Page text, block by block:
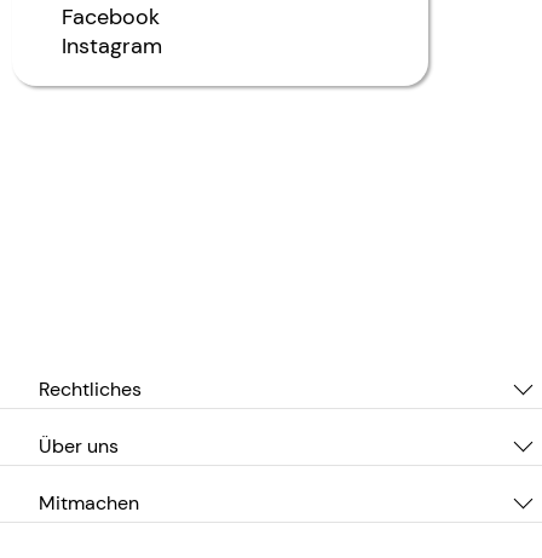
Facebook
Instagram
Rechtliches
Über uns
Mitmachen